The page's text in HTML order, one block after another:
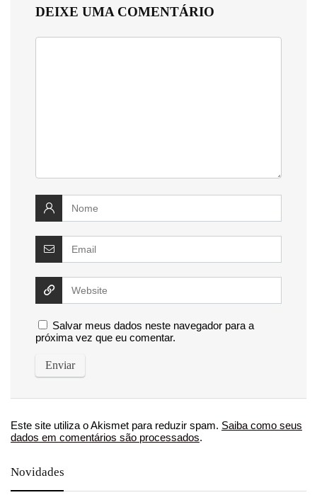
DEIXE UMA COMENTÁRIO
Salvar meus dados neste navegador para a
próxima vez que eu comentar.
Este site utiliza o Akismet para reduzir spam. Saiba como seus
dados em comentários são processados.
Novidades